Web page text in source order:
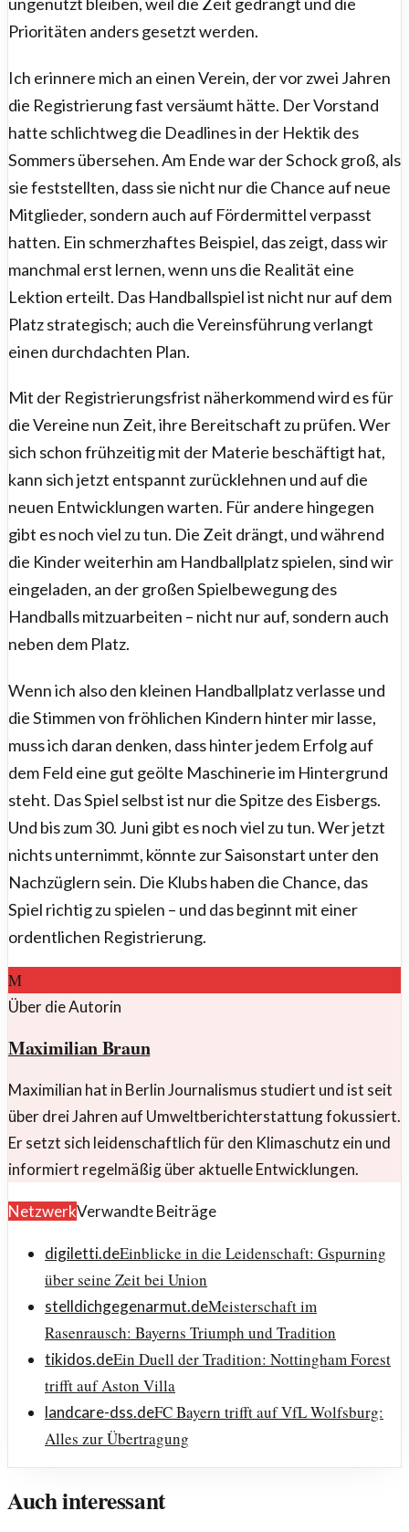
Prioritäten anders gesetzt werden.
Ich erinnere mich an einen Verein, der vor zwei Jahren
die Registrierung fast versäumt hätte. Der Vorstand
hatte schlichtweg die Deadlines in der Hektik des
Sommers übersehen. Am Ende war der Schock groß, als
sie feststellten, dass sie nicht nur die Chance auf neue
Mitglieder, sondern auch auf Fördermittel verpasst
hatten. Ein schmerzhaftes Beispiel, das zeigt, dass wir
manchmal erst lernen, wenn uns die Realität eine
Lektion erteilt. Das Handballspiel ist nicht nur auf dem
Platz strategisch; auch die Vereinsführung verlangt
einen durchdachten Plan.
Mit der Registrierungsfrist näherkommend wird es für
die Vereine nun Zeit, ihre Bereitschaft zu prüfen. Wer
sich schon frühzeitig mit der Materie beschäftigt hat,
kann sich jetzt entspannt zurücklehnen und auf die
neuen Entwicklungen warten. Für andere hingegen
gibt es noch viel zu tun. Die Zeit drängt, und während
die Kinder weiterhin am Handballplatz spielen, sind wir
eingeladen, an der großen Spielbewegung des
Handballs mitzuarbeiten – nicht nur auf, sondern auch
neben dem Platz.
Wenn ich also den kleinen Handballplatz verlasse und
die Stimmen von fröhlichen Kindern hinter mir lasse,
muss ich daran denken, dass hinter jedem Erfolg auf
dem Feld eine gut geölte Maschinerie im Hintergrund
steht. Das Spiel selbst ist nur die Spitze des Eisbergs.
Und bis zum 30. Juni gibt es noch viel zu tun. Wer jetzt
nichts unternimmt, könnte zur Saisonstart unter den
Nachzüglern sein. Die Klubs haben die Chance, das
Spiel richtig zu spielen – und das beginnt mit einer
ordentlichen Registrierung.
M
Über die Autorin
Maximilian Braun
Maximilian hat in Berlin Journalismus studiert und ist seit
über drei Jahren auf Umweltberichterstattung fokussiert.
Er setzt sich leidenschaftlich für den Klimaschutz ein und
informiert regelmäßig über aktuelle Entwicklungen.
NetzwerkVerwandte Beiträge
digiletti.deEinblicke in die Leidenschaft: Gspurning
über seine Zeit bei Union
stelldichgegenarmut.deMeisterschaft im
Rasenrausch: Bayerns Triumph und Tradition
tikidos.deEin Duell der Tradition: Nottingham Forest
trifft auf Aston Villa
landcare-dss.deFC Bayern trifft auf VfL Wolfsburg:
Alles zur Übertragung
Auch interessant